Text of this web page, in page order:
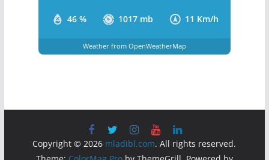
46 % 1017 mb 11 Km/h
Weather from OpenWeatherMap
Copyright © 2026 mladibl.com. All rights reserved.